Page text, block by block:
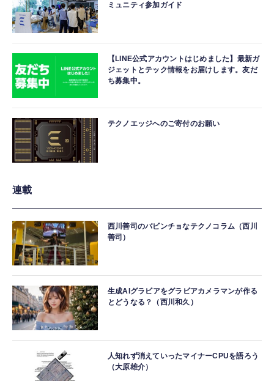
ミュニティ参加ガイド
【LINE公式アカウントはじめました】最新ガ
ジェットとテック情報をお届けします。友だ
ち募集中。
テクノエッジへのご寄付のお願い
連載
西川善司のバビンチョなテクノコラム（西川
善司）
生成AIグラビアをグラビアカメラマンが作る
とどうなる？（西川和久）
人知れず消えていったマイナーCPUを語ろう
（大原雄介）